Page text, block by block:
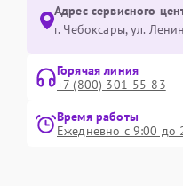
Адрес сервисного
г. Чебоксары, ул.
Горячая линия
+7 (800) 301-55-83
Время работы
Ежедневно с 9:00 до